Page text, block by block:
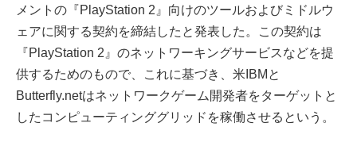
メントの『PlayStation 2』向けのツールおよびミドルウ
ェアに関する契約を締結したと発表した。この契約は
『PlayStation 2』のネットワーキングサービスなどを提
供するためのもので、これに基づき、米IBMと
Butterfly.netはネットワークゲーム開発者をターゲットと
したコンピューティンググリッドを稼働させるという。